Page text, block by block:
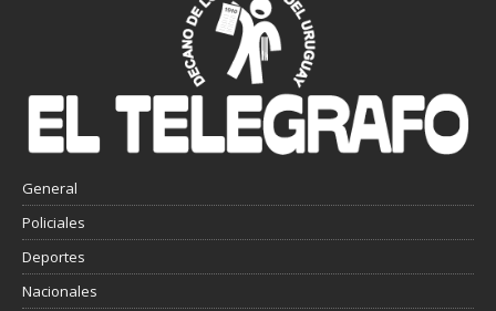
General
Policiales
Deportes
Nacionales